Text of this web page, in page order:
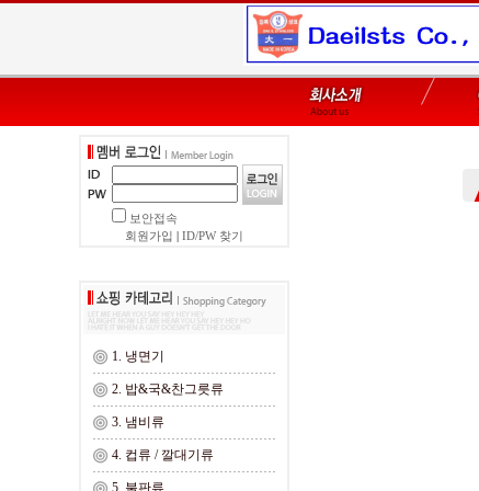
보안접속
회원가입
ID/PW 찾기
1. 냉면기
2. 밥&국&찬그릇류
3. 냄비류
4. 컵류 / 깔대기류
5. 불판류